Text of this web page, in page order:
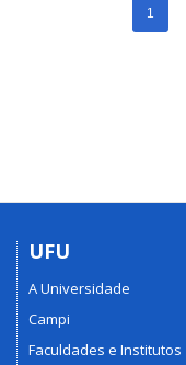
1
UFU
A Universidade
Campi
Faculdades e Institutos